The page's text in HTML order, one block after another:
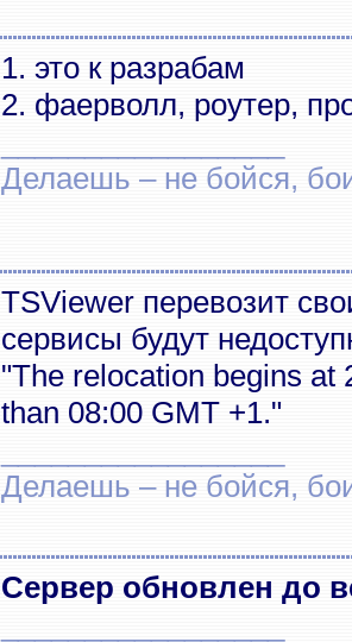
1. это к разрабам
2. фаерволл, роутер,
Делаешь – не бойся,
TSViewer перевозит
сервисы будут
"The relocation begins at
than 08:00 GMT +1."
Делаешь – не бойся,
Сервер обновлен до